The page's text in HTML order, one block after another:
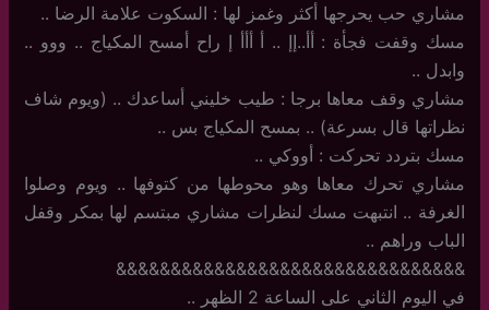
مشاري حب يحرجها أكثر وغمز لها : السكوت علامة الرضا ..
مسك وقفت فجأة : أأ..إإ .. أ أأأ إ راح أمسح المكياج .. ووو ..
وابدل ..
مشاري وقف معاها برجا : طيب خليني أساعدك .. (ويوم شاف
نظراتها قال بسرعة) .. بمسح المكياج بس ..
مسك بتردد تحركت : أووكي ..
مشاري تحرك معاها وهو محوطها من كتوفها .. ويوم وصلوا
الغرفة .. انتبهت مسك لنظرات مشاري مبتسم لها بمكر وقفل
الباب وراهم ..
&&&&&&&&&&&&&&&&&&&&&&&&&&&&&&&&
في اليوم الثاني على الساعة 2 الظهر ..